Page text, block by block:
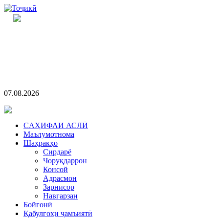
07.08.2026
CАҲИФАИ АСЛӢ
Маълумотнома
Шаҳракҳо
Сирдарё
Чоруқдаррон
Консой
Адрасмон
Зарнисор
Навгарзан
Бойгонӣ
Қабулгоҳи ҷамъиятӣ